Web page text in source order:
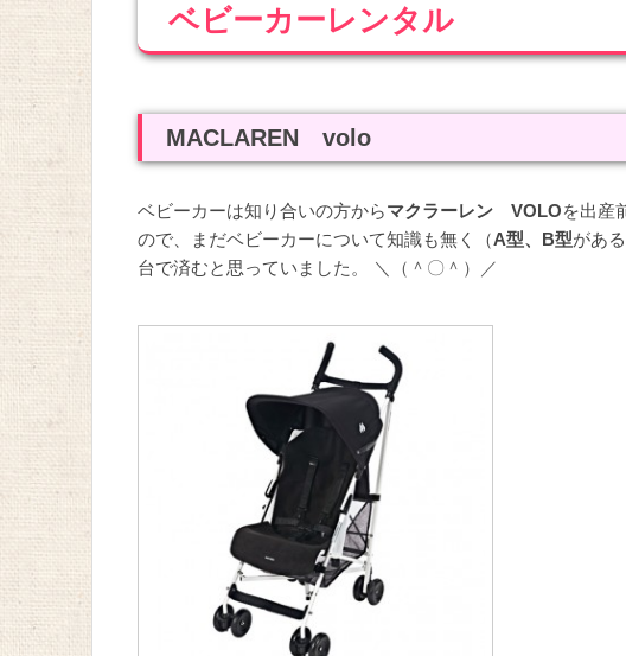
ベビーカーレンタル
MACLAREN volo
ベビーカーは知り合いの方からマクラーレン VOLOを出産
ので、まだベビーカーについて知識も無く（A型、B型があ
台で済むと思っていました。
＼（＾〇＾）／